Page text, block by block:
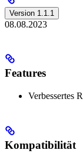
Version 1.1.1
08.08.2023
Features
Verbessertes
Kompatibilität